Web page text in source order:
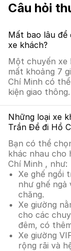
Câu hỏi
Mất bao lâu để
xe khách?
Một chuyến xe
mất khoảng 7
Chí Minh có
kiện giao thông.
Những loại xe
Trần Đề đi Hồ
Bạn có thể
khác nhau cho
Chí Minh , như:
Xe ghế ngồi
như ghế ngả
chăng.
Xe giường
cho các
đêm, có
Xe giường
rộng rãi và